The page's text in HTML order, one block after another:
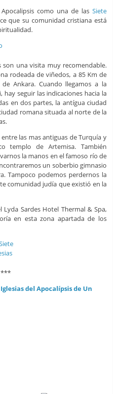
como una de lasSiete
que su comunidad cristiana está
son una visita muy recomendable.
rodeada de viñedos, a 85 Km de
Ankara. Cuando llegamos a la
hay seguir las indicaciones hacia la
en dos partes, la antígua ciudad
romana situada al norte de la
las mas antiguas de Turquía y
templo de Artemisa. También
la manos en el famoso río de
un soberbio gimnasio
Tampoco podemos perdernos la
comunidad judía que existió en la
Sardes Hotel Thermal & Spa,
en esta zona apartada de los
***
del Apocalípsis de Un